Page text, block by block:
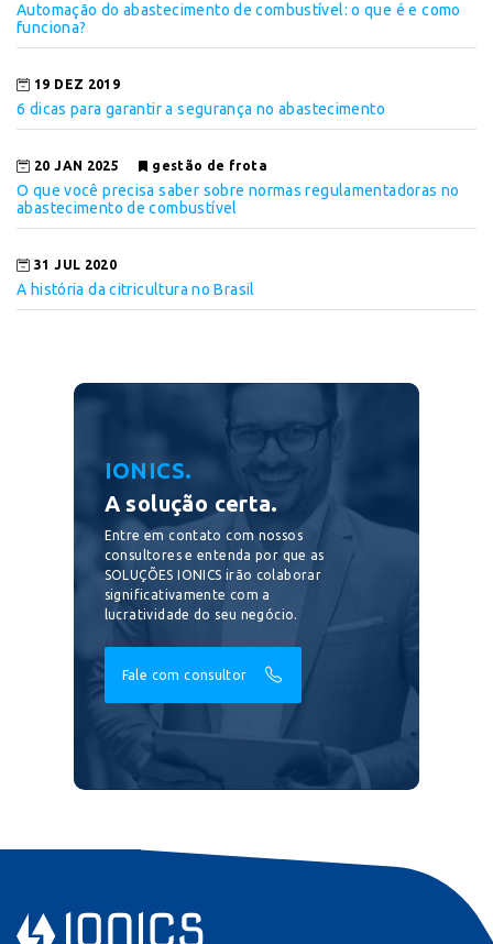
Automação do abastecimento de combustível: o que é e como
funciona?
19 DEZ 2019
6 dicas para garantir a segurança no abastecimento
20 JAN 2025 gestão de frota
O que você precisa saber sobre normas regulamentadoras no
abastecimento de combustível
31 JUL 2020
A história da citricultura no Brasil
IONICS.
A solução certa.
Entre em contato com nossos
consultores e entenda por que as
SOLUÇÕES IONICS irão colaborar
significativamente com a
lucratividade do seu negócio.
Fale com consultor